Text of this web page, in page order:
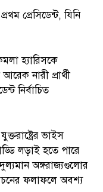
প্রেসিডেন্ট, যিনি
হ্যারিসকে
নারী প্রার্থী
নির্বাচিত
ভাইস
লড়াই হতে পারে
অঙ্গরাজ্যগুলোর
ফলাফলে অবশ্য